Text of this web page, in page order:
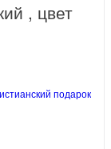
, цвет
подарок